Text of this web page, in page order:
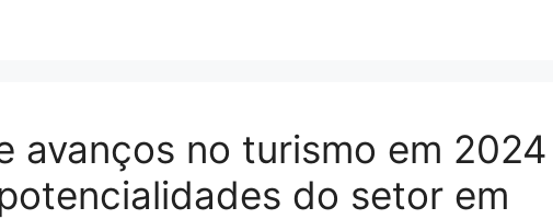
avanços no turismo em 2024
do setor em